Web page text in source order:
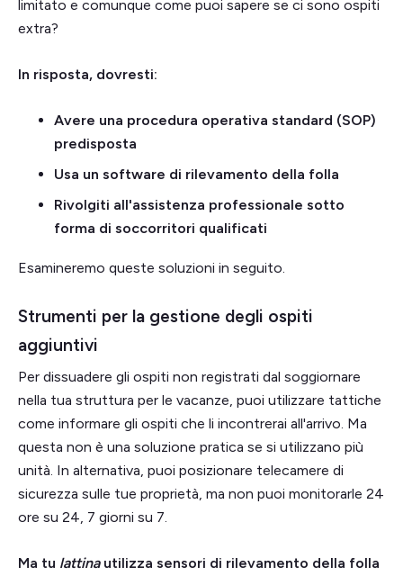
limitato e comunque come puoi sapere se ci sono ospiti
extra?
In risposta, dovresti:
Avere una procedura operativa standard (SOP)
predisposta
Usa un software di rilevamento della folla
Rivolgiti all'assistenza professionale sotto
forma di soccorritori qualificati
Esamineremo queste soluzioni in seguito.
Strumenti per la gestione degli ospiti
aggiuntivi
Per dissuadere gli ospiti non registrati dal soggiornare
nella tua struttura per le vacanze, puoi utilizzare tattiche
come informare gli ospiti che li incontrerai all'arrivo. Ma
questa non è una soluzione pratica se si utilizzano più
unità. In alternativa, puoi posizionare telecamere di
sicurezza sulle tue proprietà, ma non puoi monitorarle 24
ore su 24, 7 giorni su 7.
Ma tu lattinautilizza sensori di rilevamento della folla